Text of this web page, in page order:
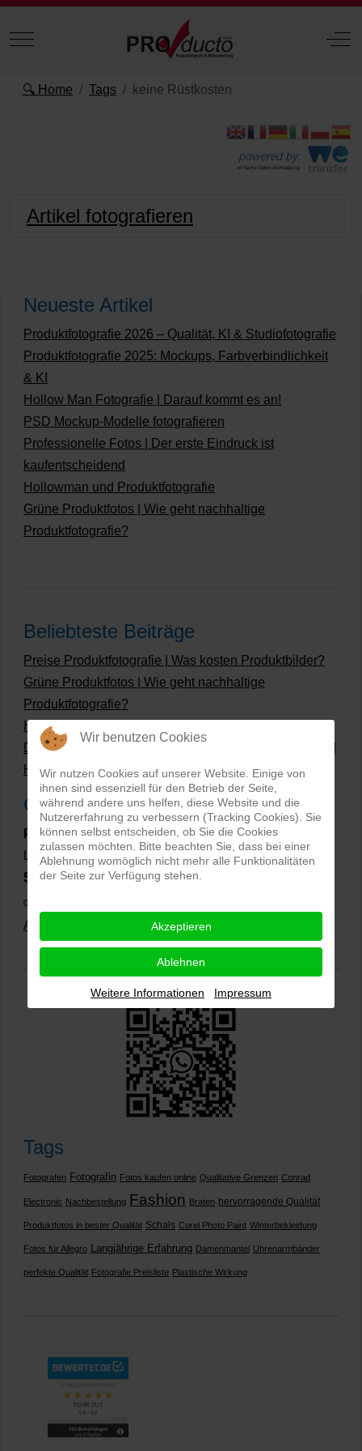
Mobile Menu Toggle Off-
🔍 Home Tags keine Rüstkosten
powered by:
einfache Datenübertragung
Artikel fotografieren
Neueste Artikel
Produktfotografie 2026 – Qualität, KI & Studiofotografie
Produktfotografie 2025: Mockups, Farbverbindlichkeit
& KI
Hollow Man Fotografie | Darauf kommt es an!
PSD Mockup-Modelle fotografieren
Professionelle Fotos | Der erste Eindruck ist
kaufentscheidend
Hollowman und Produktfotografie
Grüne Produktfotos | Wie geht nachhaltige
Produktfotografie?
Beliebteste Beiträge
Preise Produktfotografie | Was kosten Produktbilder?
Grüne Produktfotos | Wie geht nachhaltige
Produktfotografie?
Hollow Man Fotografie | Darauf kommt es an!
Dateiformate und Bilder mit transparentem Hintergrund
Hollowman und Produktfotografie
Google Rezensionen
PRO-ducto GmbH, Fotografie und Bildbearbeitung in
Lichtenau
5,0⭐⭐⭐⭐⭐bei144 Google-Rezensionen
02.01.2026)
Alle Rezensionen ansehen|Bewertung abgeben
Tags
Fotografen Fotografin Fotos kaufen online Qualitative Grenzen Conrad
Electronic Nachbestellung Fashion Braten hervorragende Qualität
Produktfotos in bester Qualität Schals Corel Photo Paint Winterbekleidung
Fotos für Allegro Langjährige Erfahrung Damenmantel Uhrenarmbänder
perfekte Qualität Fotografie Preisliste Plastische Wirkung
Wir benutzen Cookies
Wir nutzen Cookies auf unserer Website. Einige von
ihnen sind essenziell für den Betrieb der Seite,
während andere uns helfen, diese Website und die
Nutzererfahrung zu verbessern (Tracking Cookies). Sie
können selbst entscheiden, ob Sie die Cookies
zulassen möchten. Bitte beachten Sie, dass bei einer
Ablehnung womöglich nicht mehr alle Funktionalitäten
der Seite zur Verfügung stehen.
Akzeptieren
Ablehnen
Weitere Informationen Impressum